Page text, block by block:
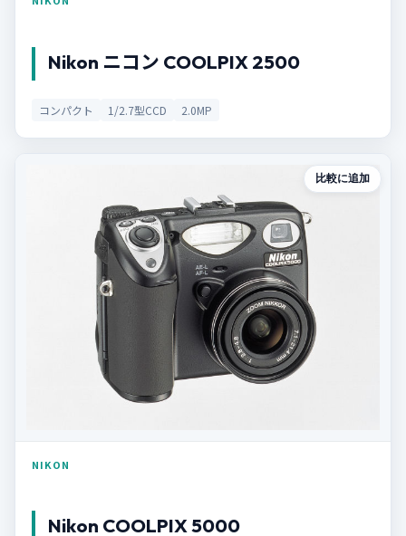
Nikon ニコン COOLPIX 2500
コンパクト 1/2.7型CCD 2.0MP
比較に追加
NIKON
Nikon COOLPIX 5000